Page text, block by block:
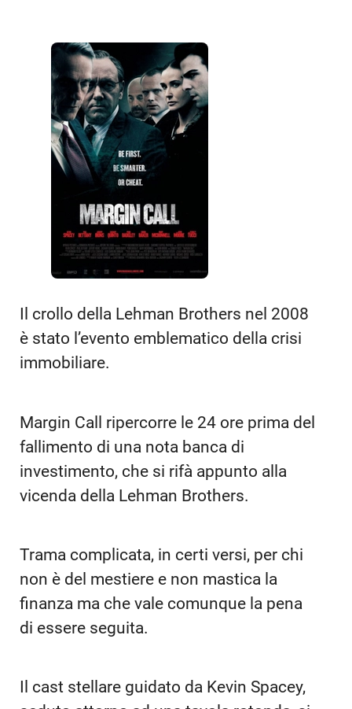
Il crollo della Lehman Brothers nel 2008
è stato l’evento emblematico della crisi
immobiliare.
Margin Call ripercorre le 24 ore prima del
fallimento di una nota banca di
investimento, che si rifà appunto alla
vicenda della Lehman Brothers.
Trama complicata, in certi versi, per chi
non è del mestiere e non mastica la
finanza ma che vale comunque la pena
di essere seguita.
Il cast stellare guidato da Kevin Spacey,